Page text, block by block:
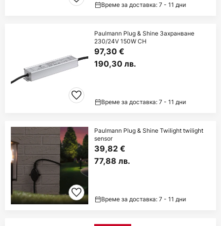
Време за доставка: 7 - 11 дни
Paulmann Plug & Shine Захранване
230/24V 150W CH
97,30 €
190,30 лв.
Време за доставка: 7 - 11 дни
Paulmann Plug & Shine Twilight twilight
sensor
39,82 €
77,88 лв.
Време за доставка: 7 - 11 дни